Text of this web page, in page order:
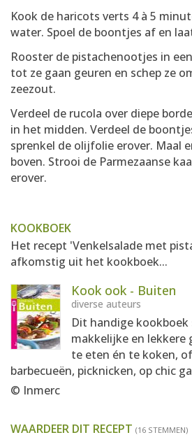
Kook de haricots verts 4 à 5
water. Spoel de boontjes af en
Rooster de pistachenootjes in
tot ze gaan geuren en schep ze
zeezout.
Verdeel de rucola over diepe
in het midden. Verdeel de
sprenkel de olijfolie erover. Maal
boven. Strooi de Parmezaanse
erover.
KOOKBOEK
Het recept 'Venkelsalade met
afkomstig uit het kookboek...
Kook ook - Buiten
diverse auteurs
Dit handige
makkelijke en lekkere
te eten én te koken,
barbecueën, picknicken, op chic
© Inmerc
WAARDEER DIT RECEPT (16 STEMMEN)